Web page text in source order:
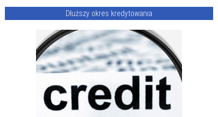
Dłuższy okres kredytowania